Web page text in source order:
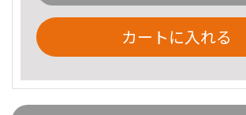
カートに入れる